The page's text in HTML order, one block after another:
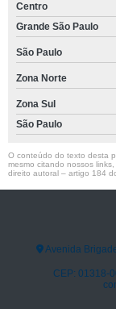
Centro
Grande São Paulo
São Paulo
Zona Norte
Zona Sul
São Paulo
O conteúdo do texto desta
mesmo citando nossos
direito autoral – artigo 184
Avenida
CEP: 01318-